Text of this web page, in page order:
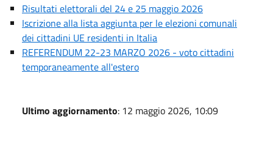
Risultati elettorali del 24 e 25 maggio 2026
Iscrizione alla lista aggiunta per le elezioni comunali
dei cittadini UE residenti in Italia
REFERENDUM 22-23 MARZO 2026 - voto cittadini
temporaneamente all'estero
Ultimo aggiornamento: 12 maggio 2026, 10:09